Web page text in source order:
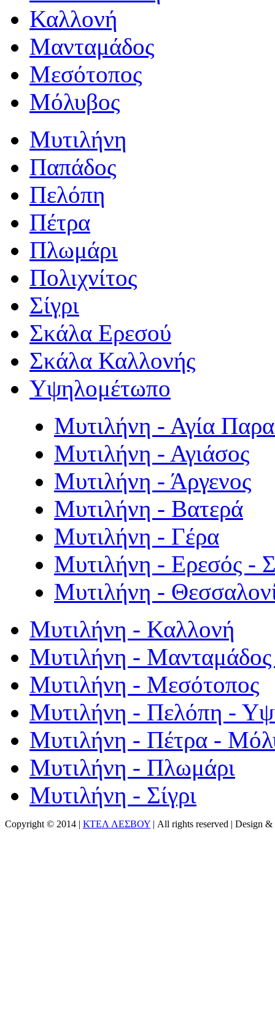
Καλλονή
Μανταμάδος
Μεσότοπος
Μόλυβος
Μυτιλήνη
Παπάδος
Πελόπη
Πέτρα
Πλωμάρι
Πολιχνίτος
Σίγρι
Σκάλα Ερεσού
Σκάλα Καλλονής
Υψηλομέτωπο
Μυτιλήνη - Αγία
Μυτιλήνη - Αγιάσος
Μυτιλήνη - Άργενος
Μυτιλήνη - Βατερά
Μυτιλήνη - Γέρα
Μυτιλήνη - Ερεσός -
Μυτιλήνη -
Μυτιλήνη - Καλλονή
Μυτιλήνη - Μανταμάδος
Μυτιλήνη - Μεσότοπος
Μυτιλήνη - Πελόπη -
Μυτιλήνη - Πέτρα -
Μυτιλήνη - Πλωμάρι
Μυτιλήνη - Σίγρι
Copyright © 2014 | ΚΤΕΛ ΛΕΣΒΟΥ | All rights reserved | Design &